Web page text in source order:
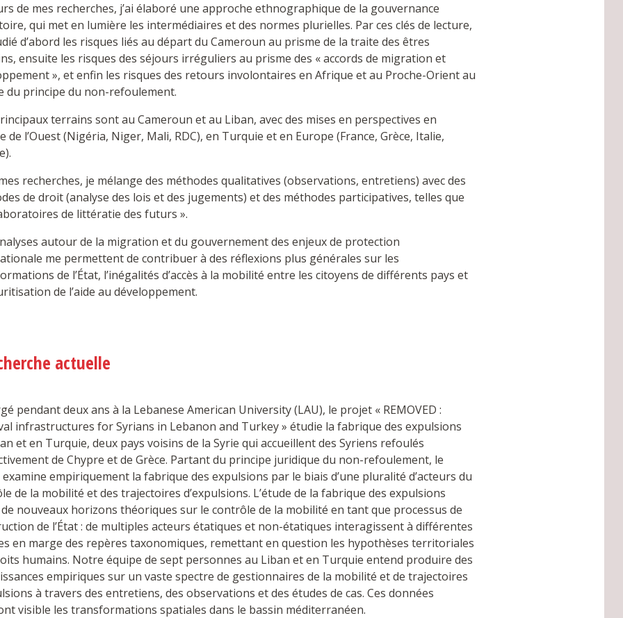
de mes recherches, j’ai élaboré une approche ethnographique de la gouvernance
qui met en lumière les intermédiaires et des normes plurielles. Par ces clés de lecture,
d’abord les risques liés au départ du Cameroun au prisme de la traite des êtres
ensuite les risques des séjours irréguliers au prisme des « accords de migration et
», et enfin les risques des retours involontaires en Afrique et au Proche-Orient au
du principe du non-refoulement.
terrains sont au Cameroun et au Liban, avec des mises en perspectives en
de l’Ouest (Nigéria, Niger, Mali, RDC), en Turquie et en Europe (France, Grèce, Italie,
recherches, je mélange des méthodes qualitatives (observations, entretiens) avec des
de droit (analyse des lois et des jugements) et des méthodes participatives, telles que
de littératie des futurs ».
autour de la migration et du gouvernement des enjeux de protection
me permettent de contribuer à des réflexions plus générales sur les
de l’État, l’inégalités d’accès à la mobilité entre les citoyens de différents pays et
de l’aide au développement.
actuelle
pendant deux ans à la Lebanese American University (LAU), le projet « REMOVED :
infrastructures for Syrians in Lebanon and Turkey » étudie la fabrique des expulsions
et en Turquie, deux pays voisins de la Syrie qui accueillent des Syriens refoulés
de Chypre et de Grèce. Partant du principe juridique du non-refoulement, le
empiriquement la fabrique des expulsions par le biais d’une pluralité d’acteurs du
de la mobilité et des trajectoires d’expulsions. L’étude de la fabrique des expulsions
nouveaux horizons théoriques sur le contrôle de la mobilité en tant que processus de
de l’État : de multiples acteurs étatiques et non-étatiques interagissent à différentes
en marge des repères taxonomiques, remettant en question les hypothèses territoriales
humains. Notre équipe de sept personnes au Liban et en Turquie entend produire des
empiriques sur un vaste spectre de gestionnaires de la mobilité et de trajectoires
à travers des entretiens, des observations et des études de cas. Ces données
visible les transformations spatiales dans le bassin méditerranéen.